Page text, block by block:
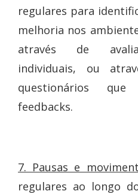
regulares para
melhoria nos
através de
individuais, ou
questionários
feedbacks.
7. Pausas e
regulares ao longo